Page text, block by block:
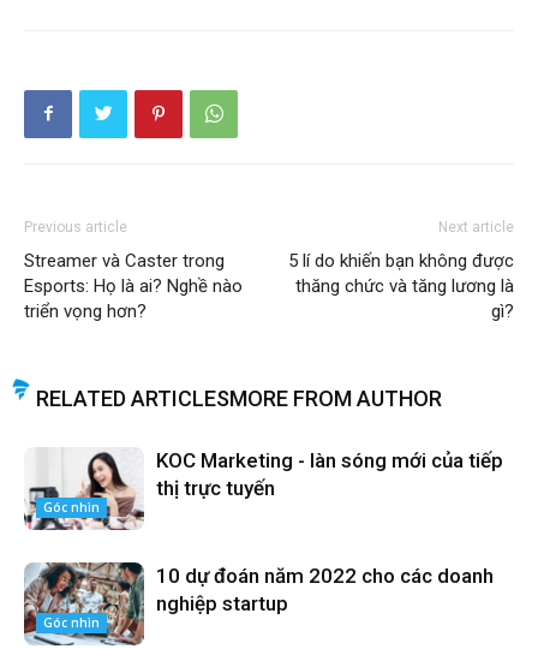
Previous article
Streamer và Caster trong
Esports: Họ là ai? Nghề nào
triển vọng hơn?
Next article
5 lí do khiến bạn không được
thăng chức và tăng lương là
gì?
RELATED ARTICLESMORE FROM AUTHOR
Góc nhìn
KOC Marketing - làn sóng mới của tiếp
thị trực tuyến
Góc nhìn
10 dự đoán năm 2022 cho các doanh
nghiệp startup